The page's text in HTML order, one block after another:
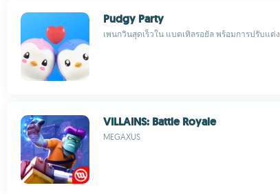
Pudgy Party
เพนกวินสุดเร็วใน แบตเทิลรอยัล พร้อมการปรับแต่ง
VILLAINS: Battle Royale
MEGAXUS